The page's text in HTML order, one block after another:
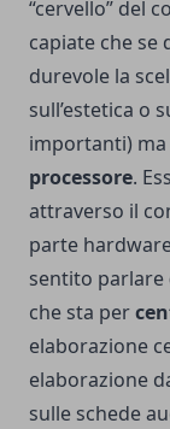
“cervello” del
capiate che se
durevole la
sull’estetica o
importanti)
processore.
attraverso il
parte
sentito parlare
che sta per
elaborazione
elaborazione
sulle schede